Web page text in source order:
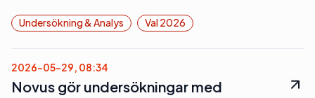
Undersökning & Analys Val 2026
2026-05-29, 08:34
Novus gör undersökningar med